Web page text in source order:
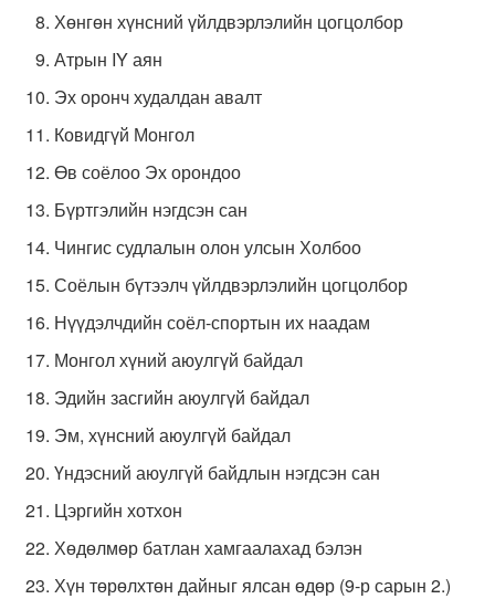
Хөнгөн хүнсний үйлдвэрлэлийн цогцолбор
Атрын IY аян
Эх оронч худалдан авалт
Ковидгүй Монгол
Өв соёлоо Эх орондоо
Бүртгэлийн нэгдсэн сан
Чингис судлалын олон улсын Холбоо
Соёлын бүтээлч үйлдвэрлэлийн цогцолбор
Нүүдэлчдийн соёл-спортын их наадам
Монгол хүний аюулгүй байдал
Эдийн засгийн аюулгүй байдал
Эм, хүнсний аюулгүй байдал
Үндэсний аюулгүй байдлын нэгдсэн сан
Цэргийн хотхон
Хөдөлмөр батлан хамгаалахад бэлэн
Хүн төрөлхтөн дайныг ялсан өдөр (9-р сарын 2.)